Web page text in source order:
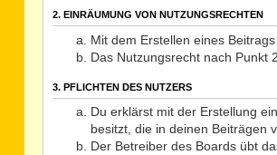
2. EINRÄUMUNG VON NUTZUNGSRECHTEN
Mit dem Erstellen eines
Das Nutzungsrecht nach Punkt
3. PFLICHTEN DES NUTZERS
Du erklärst mit der Erstellung
besitzt, die in deinen Beiträgen
Der Betreiber des Boards übt